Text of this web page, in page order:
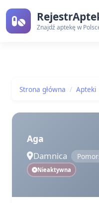
Znajdź aptekę w
Strona główna Apteki
Aga
Damnica
Nieaktywna